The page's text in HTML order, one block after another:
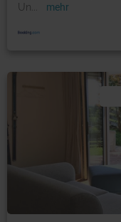
Un
mehr